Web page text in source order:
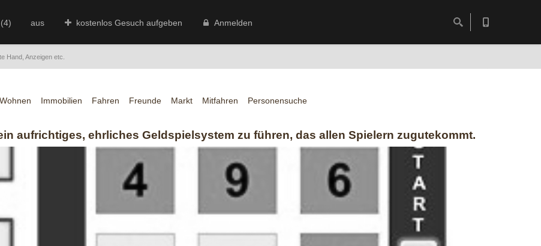
aus kostenlos Gesuch aufgeben Anmelden
Hand, Anzeigen etc.
Wohnen Immobilien Fahren Freunde Markt Mitfahren Personensuche
aufrichtiges, ehrliches Geldspielsystem zu führen, das allen Spielern zugutekommt.